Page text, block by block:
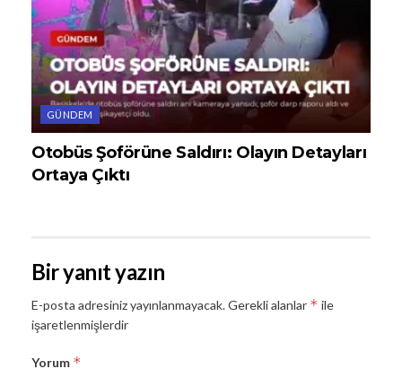
GÜNDEM
Otobüs Şoförüne Saldırı: Olayın Detayları
Ortaya Çıktı
Bir yanıt yazın
E-posta adresiniz yayınlanmayacak.Gerekli alanlar * ile
işaretlenmişlerdir
Yorum *